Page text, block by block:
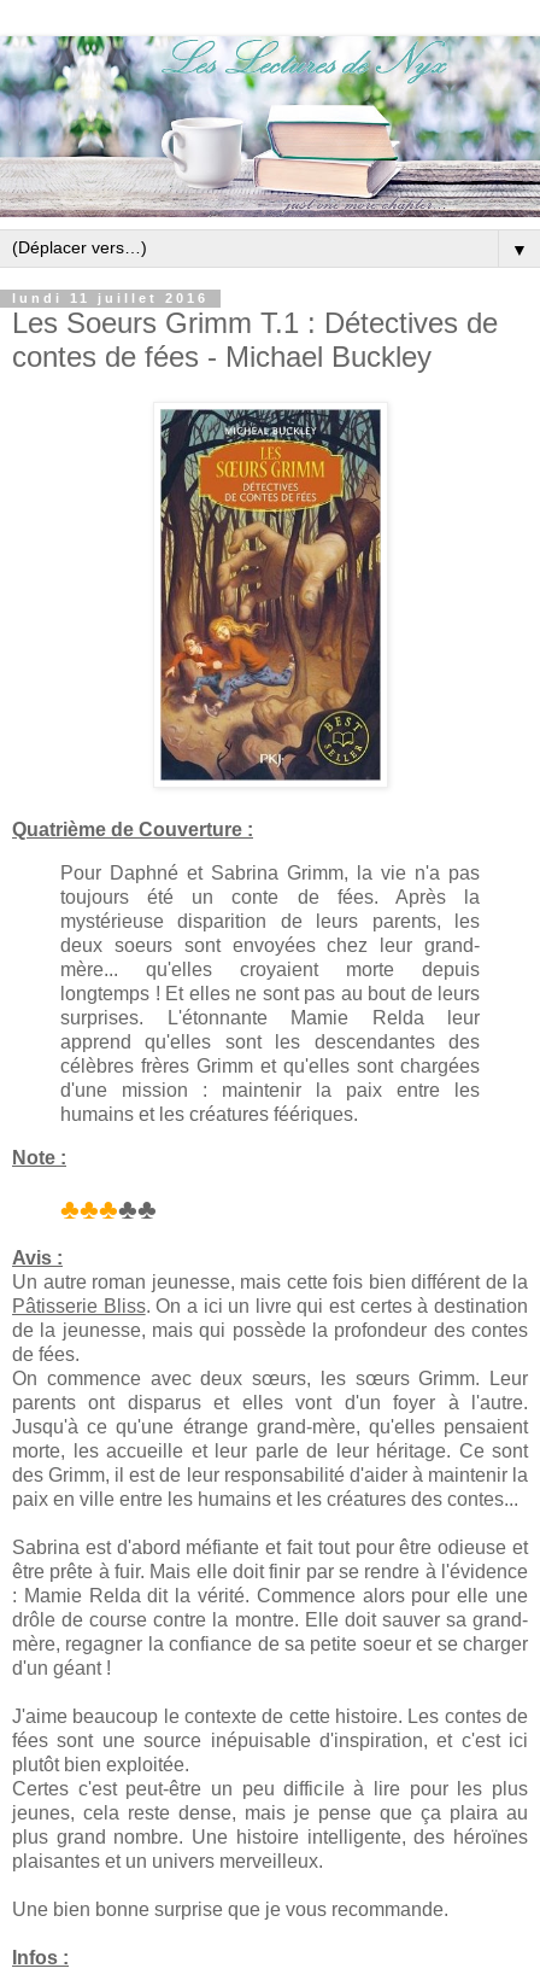
▼
lundi 11 juillet 2016
Les Soeurs Grimm T.1 : Détectives de
contes de fées - Michael Buckley
Quatrième de Couverture :
Pour Daphné et Sabrina Grimm, la vie n'a pas
toujours été un conte de fées. Après la
mystérieuse disparition de leurs parents, les
deux soeurs sont envoyées chez leur grand-
mère... qu'elles croyaient morte depuis
longtemps ! Et elles ne sont pas au bout de leurs
surprises. L'étonnante Mamie Relda leur
apprend qu'elles sont les descendantes des
célèbres frères Grimm et qu'elles sont chargées
d'une mission : maintenir la paix entre les
humains et les créatures féériques.
Note :
♣♣♣♣♣
Avis :
Un autre roman jeunesse, mais cette fois bien différent de la
Pâtisserie Bliss. On a ici un livre qui est certes à destination
de la jeunesse, mais qui possède la profondeur des contes
de fées.
On commence avec deux sœurs, les sœurs Grimm. Leur
parents ont disparus et elles vont d'un foyer à l'autre.
Jusqu'à ce qu'une étrange grand-mère, qu'elles pensaient
morte, les accueille et leur parle de leur héritage. Ce sont
des Grimm, il est de leur responsabilité d'aider à maintenir la
paix en ville entre les humains et les créatures des contes...
Sabrina est d'abord méfiante et fait tout pour être odieuse et
être prête à fuir. Mais elle doit finir par se rendre à l'évidence
: Mamie Relda dit la vérité. Commence alors pour elle une
drôle de course contre la montre. Elle doit sauver sa grand-
mère, regagner la confiance de sa petite soeur et se charger
d'un géant !
J'aime beaucoup le contexte de cette histoire. Les contes de
fées sont une source inépuisable d'inspiration, et c'est ici
plutôt bien exploitée.
Certes c'est peut-être un peu difficile à lire pour les plus
jeunes, cela reste dense, mais je pense que ça plaira au
plus grand nombre. Une histoire intelligente, des héroïnes
plaisantes et un univers merveilleux.
Une bien bonne surprise que je vous recommande.
Infos :